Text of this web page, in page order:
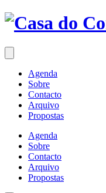
Saltar
para
conteúdo
Agenda
Sobre
Contacto
Arquivo
Propostas
Agenda
Sobre
Contacto
Arquivo
Propostas